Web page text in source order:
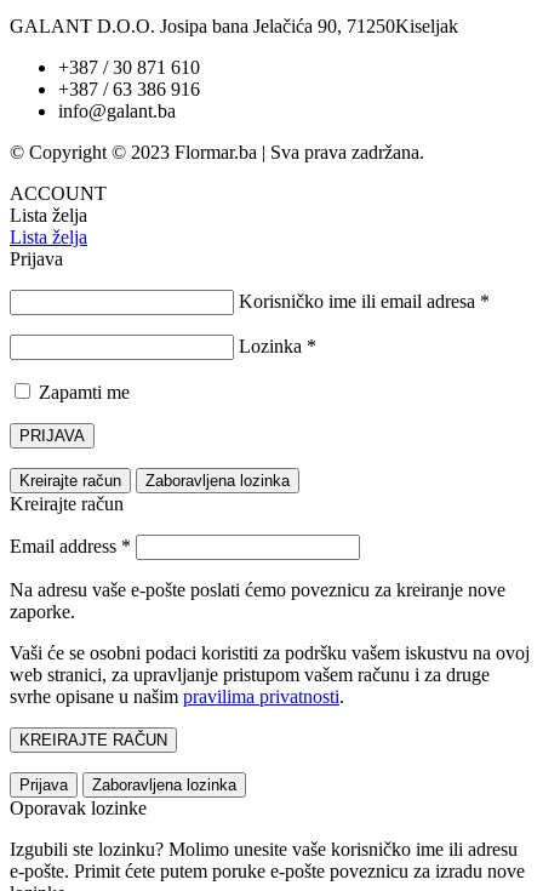
GALANT D.O.O. Josipa bana Jelačića 90, 71250Kiseljak
+387 / 30 871 610
+387 / 63 386 916
info@galant.ba
© Copyright © 2023 Flormar.ba | Sva prava zadržana.
ACCOUNT
Lista želja
Lista želja
Prijava
Korisničko ime ili email adresa *
Lozinka *
Zapamti me
PRIJAVA
Kreirajte račun Zaboravljena lozinka
Kreirajte račun
Email address *
Na adresu vaše e-pošte poslati ćemo poveznicu za kreiranje nove
zaporke.
Vaši će se osobni podaci koristiti za podršku vašem iskustvu na ovoj
web stranici, za upravljanje pristupom vašem računu i za druge
svrhe opisane u našim pravilima privatnosti.
KREIRAJTE RAČUN
Prijava Zaboravljena lozinka
Oporavak lozinke
Izgubili ste lozinku? Molimo unesite vaše korisničko ime ili adresu
e-pošte. Primit ćete putem poruke e-pošte poveznicu za izradu nove